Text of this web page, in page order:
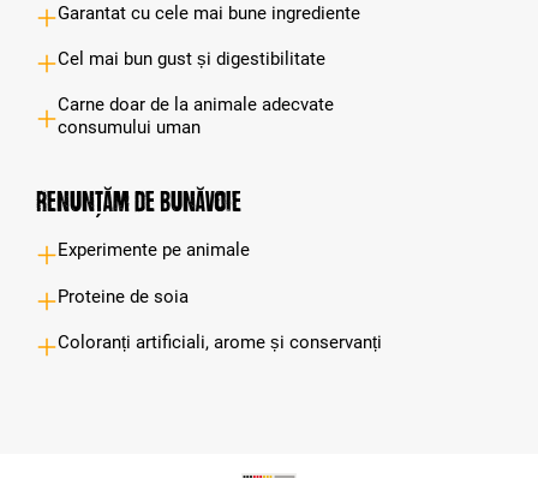
Garantat cu cele mai bune ingrediente
Cel mai bun gust și digestibilitate
Carne doar de la animale adecvate
consumului uman
Renunțăm de bunăvoie
Experimente pe animale
Proteine de soia
Coloranți artificiali, arome și conservanți